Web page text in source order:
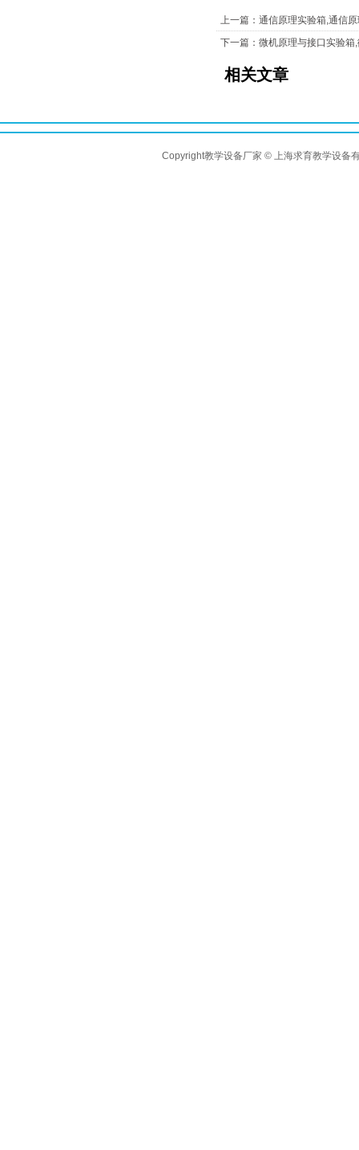
上一篇：通信原理实验箱,通信
下一篇：微机原理与接口实验箱
相关文章
Copyright教学设备厂家 © 上海求育教学设备